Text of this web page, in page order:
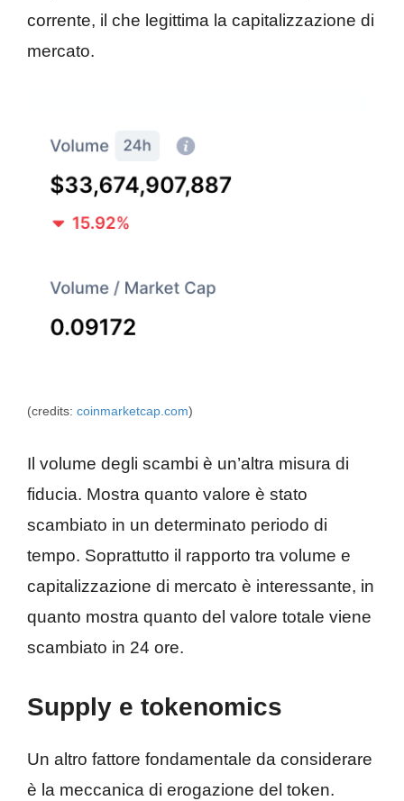
corrente, il che legittima la capitalizzazione di
mercato.
(credits: coinmarketcap.com)
Il volume degli scambi è un’altra misura di
fiducia. Mostra quanto valore è stato
scambiato in un determinato periodo di
tempo. Soprattutto il rapporto tra volume e
capitalizzazione di mercato è interessante, in
quanto mostra quanto del valore totale viene
scambiato in 24 ore.
Supply e tokenomics
Un altro fattore fondamentale da considerare
è la meccanica di erogazione del token.